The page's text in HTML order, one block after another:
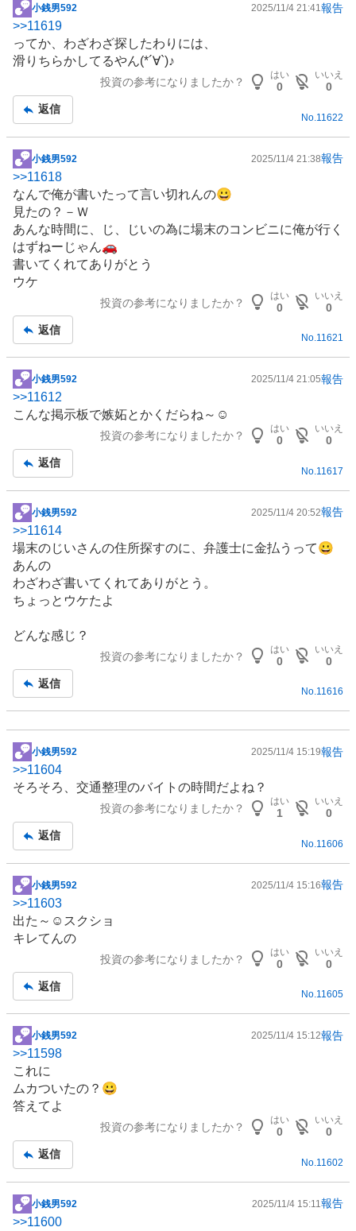
掲
示
板
記
小銭男592 2025/11/4 21:41報告
>>11619
ってか、わざわざ探したわりには、
滑りちらかしてるやん(*´∀`)♪
投資の参考になりましたか？
はい
0
いいえ
0
返信
No. 11622
掲
示
板
記
事
小銭男592 2025/11/4 21:38報告
>>11618
なんで俺が書いたって言い切れんの😀
見たの？－Ｗ
あんな時間に、じ、じいの為に場末のコンビニに俺が行く
はずねーじゃん🚗
書いてくれてありがとう
ウケ
投資の参考になりましたか？
はい
0
いいえ
0
返信
No.11621
掲
示
板
小銭男592 2025/11/4 21:05報告
>>11612
こんな掲示板で嫉妬とかくだらね～☺️
投資の参考になりましたか？
はい
0
いいえ
0
返信
No. 11617
掲
示
板
記
事
小銭男592 2025/11/4 20:52報告
>>11614
場末のじいさんの住所探すのに、弁護士に金払うって😀
あんの
わざわざ書いてくれてありがとう。
ちょっとウケたよ
どんな感じ？
投資の参考になりましたか？
はい
0
いいえ
0
返信
No.11616
掲
示
板
小銭男592 2025/11/4 15:19報告
>>11604
そろそろ、交通整理のバイトの時間だよね？
投資の参考になりましたか？
はい
1
いいえ
0
返信
No. 11606
掲
示
板
記
小銭男592 2025/11/4 15:16報告
>>11603
出た～☺️スクショ
キレてんの
投資の参考になりましたか？
はい
0
いいえ
0
返信
No.11605
掲
示
板
記
事
小銭男592 2025/11/4 15:12報告
>>11598
これに
ムカついたの？😀
答えてよ
投資の参考になりましたか？
はい
0
いいえ
0
返信
No. 11602
掲
小銭男592 2025/11/4 15:11 報告
>>11600